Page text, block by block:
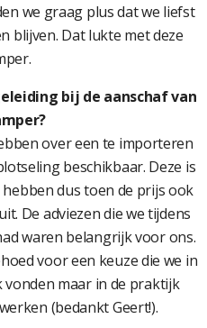
we graag plus dat we liefst
blijven. Dat lukte met deze
bij de aanschaf van
over een te importeren
beschikbaar. Deze is
dus toen de prijs ook
De adviezen die we tijdens
waren belangrijk voor ons.
voor een keuze die we in
maar in de praktijk
(bedankt Geert!).